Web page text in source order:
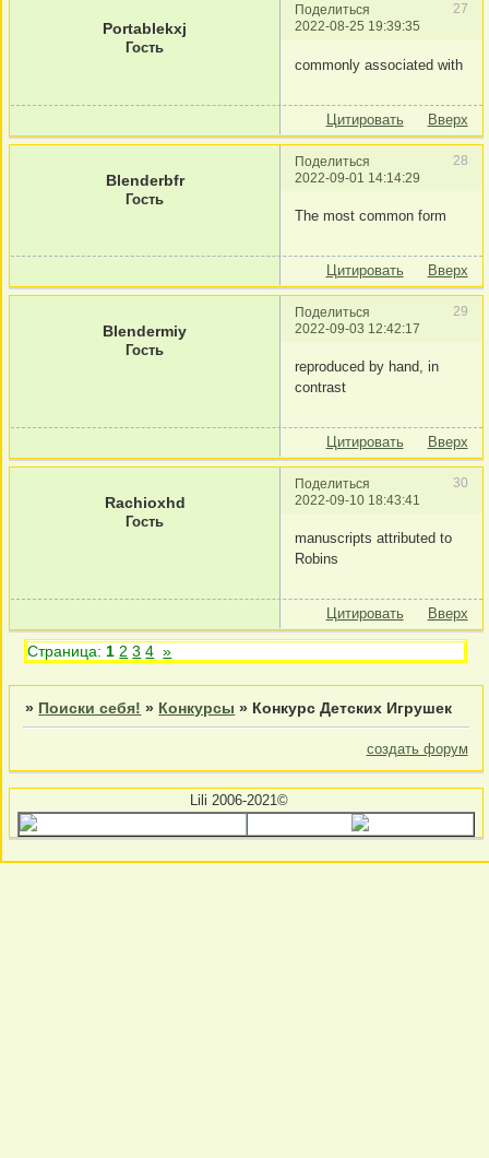
Поделиться
27
2022-08-25 19:39:35
Portablekxj
Гость
commonly associated with
Цитировать Вверх
Поделиться
28
2022-09-01 14:14:29
Blenderbfr
Гость
The most common form
Цитировать Вверх
Поделиться
29
2022-09-03 12:42:17
Blendermiy
Гость
reproduced by hand, in
contrast
Цитировать Вверх
Поделиться
30
2022-09-10 18:43:41
Rachioxhd
Гость
manuscripts attributed to
Robins
Цитировать Вверх
Страница: 1 2 3 4 »
» Поиски себя! » Конкурсы » Конкурс Детских Игрушек
создать форум
Lili 2006-2021©